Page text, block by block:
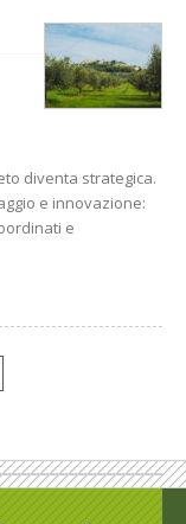
diventa strategica.
e innovazione:
e